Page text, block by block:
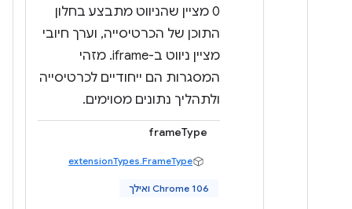
‫0 מציין שהניווט מתבצע בחלון
התוכן של הכרטיסייה, וערך חיובי
מציין ניווט ב-iframe. מזהי
המסגרות הם ייחודיים לכרטיסייה
ולתהליך נתונים מסוימים.
frameType
extensionTypes.FrameType
Chrome 106 ואילך